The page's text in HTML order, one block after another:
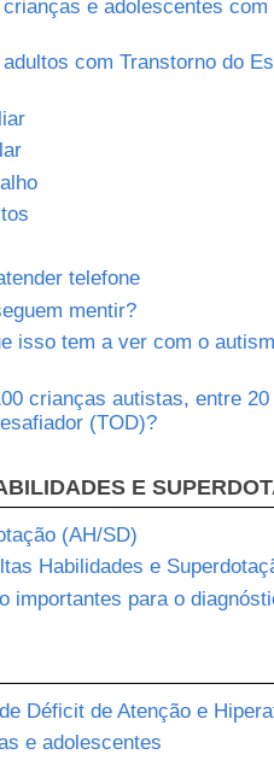
e adolescentes
com Transtorno do
telefone
mentir?
isso tem a ver com o
crianças autistas, entre
(TOD)?
E
(AH/SD)
Habilidades e
importantes para o
Déficit de Atenção e
e adolescentes